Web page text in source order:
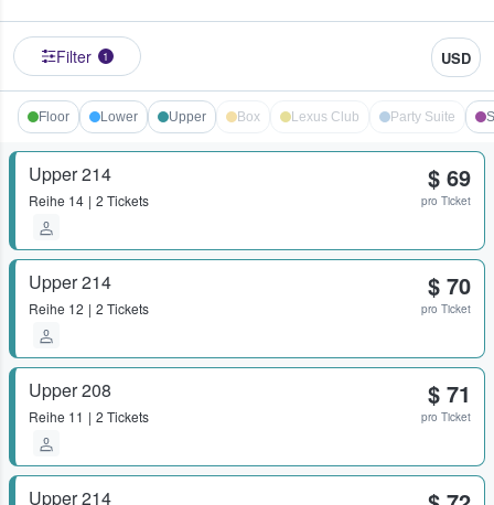
Filter 1 USD
Floor Lower Upper Box Lexus Club Party Suite
Upper 214
Reihe 14 2 Tickets
$ 69
pro Ticket
Upper 214
Reihe 12 2 Tickets
$ 70
pro Ticket
Upper 208
Reihe 11 2 Tickets
$ 71
pro Ticket
Upper 214